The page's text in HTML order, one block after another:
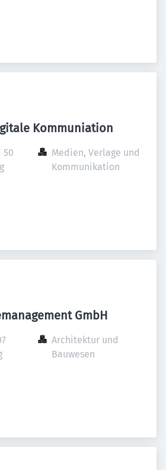
Kommuniation
50
Medien, Verlage und
Kommunikation
GmbH
Architektur und
Bauwesen